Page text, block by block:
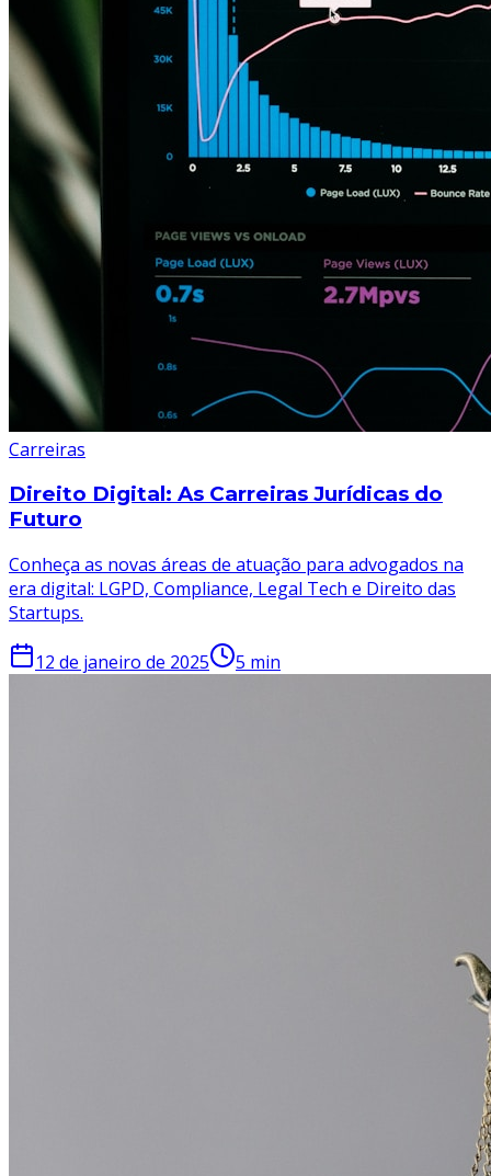
Carreiras
Direito Digital: As Carreiras Jurídicas do
Futuro
Conheça as novas áreas de atuação para advogados na
era digital: LGPD, Compliance, Legal Tech e Direito das
Startups.
12 de janeiro de 2025 5 min